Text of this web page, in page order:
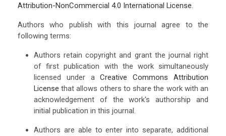
Attribution-NonCommercial 4.0 International License.
Authors who publish with this journal agree to the
following terms:
Authors retain copyright and grant the journal right
of first publication with the work simultaneously
licensed under aCreative Commons Attribution
License that allows others to share the work with an
acknowledgement of the work's authorship and
initial publication in this journal.
Authors are able to enter into separate, additional